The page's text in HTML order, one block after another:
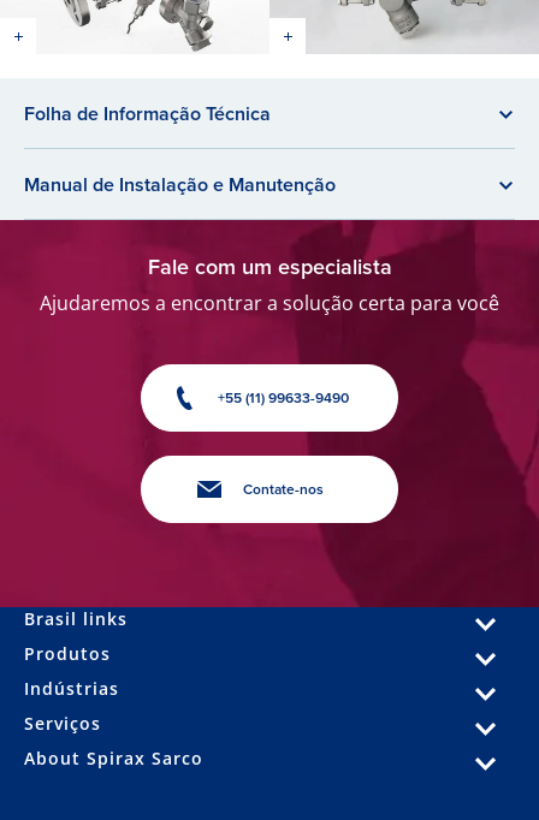
Folha de Informação Técnica
Manual de Instalação e Manutenção
Fale com um especialista
Ajudaremos a encontrar a solução certa para você
+55 (11) 99633-9490
Contate-nos
Brasil links
Produtos
Indústrias
Serviços
About Spirax Sarco